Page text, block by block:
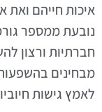
איכות חייהם ואת
נובעת ממספר
חברתיות ורצון
מבחינים
לאמץ גישות